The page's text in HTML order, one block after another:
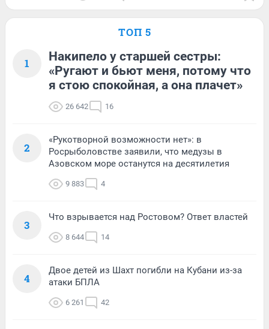
ТОП 5
1
Накипело у старшей сестры:
«Ругают и бьют меня, потому что
я стою спокойная, а она плачет»
26 642 16
2
«Рукотворной возможности нет»: в
Росрыболовстве заявили, что медузы в
Азовском море останутся на десятилетия
9 883 4
3
Что взрывается над Ростовом? Ответ властей
8 644 14
4
Двое детей из Шахт погибли на Кубани из-за
атаки БПЛА
6 261 42